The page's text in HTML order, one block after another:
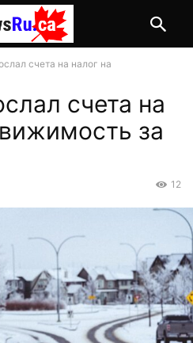
счета на налог на
счета на
за
12